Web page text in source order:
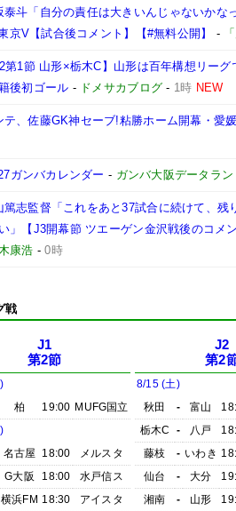
泰斗「自分の責任は大きいんじゃないか
京V【試合後コメント】【#無料公開】
-
第1節 山形×栃木C】山形は百年構想リー
後初ゴール - ドメサカブログ - 1時 NEW
テ、佐藤GK神セーブ!粘勝ホーム開幕・愛
ガンバカレンダー - ガンバ大阪データラ
篤志監督「これをあと37試合に続けて、
」【J3開幕節 ツエーゲン金沢戦後のコメ
康浩 -0時
戦
J1
第2節
柏 19:00 MUFG国立
名古屋 18:00
メルスタ
G大阪 18:00
水戸信ス
横浜FM 18:30
アイスタ
J2
第2
8/15 (土)
秋田
- 富山
栃木C
- 八戸
藤枝
- いわき
仙台
- 大分
湘南
- 山形